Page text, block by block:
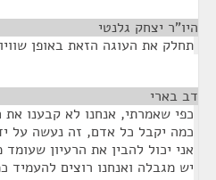
היו"ר יצחק גלנטי
תחלק את העוגה הזאת באופן
דב בארי
כפי שאמרתי, אנחנו לא קבענו
כמה יקבל כל אדם, זה נעשה על
אני יכול להבין את הרעיון
יש מגבלה ואנחנו רוצים להעמיד